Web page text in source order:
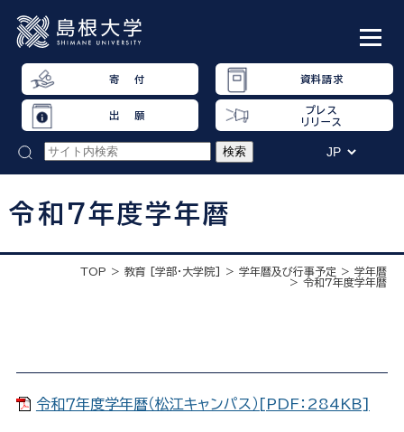
寄 付 資料請求
出 願
プレス
リリース
令和7年度学年暦
TOP 教育 [学部・大学院] 学年暦及び行事予定
学年暦
令和7年度学年暦
令和７年度学年暦（松江キャンパス）[PDF：284KB]